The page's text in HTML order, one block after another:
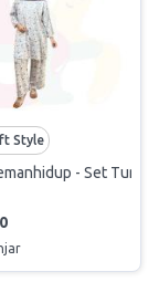
Mustard (Size S)
Style
- Set Tunic